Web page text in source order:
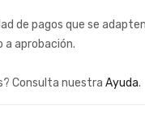
de pagos que se
a aprobación.
Consulta nuestra Ayuda.